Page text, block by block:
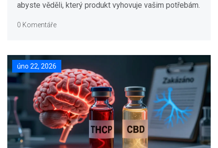
abyste věděli, který produkt vyhovuje vašim potřebám.
0 Komentáře
úno 22, 2026